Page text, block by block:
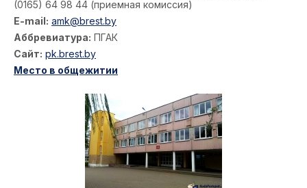
(0165) 64 98 44 (приемная комиссия)
E-mail: amk@brest.by
Аббревиатура: ПГАК
Сайт: pk.brest.by
Место в общежитии